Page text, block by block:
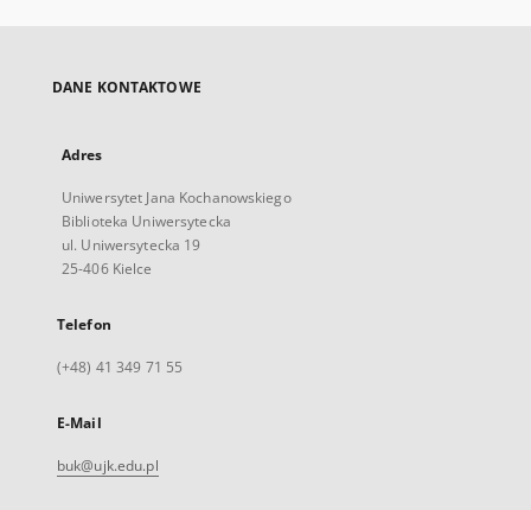
DANE KONTAKTOWE
Adres
Uniwersytet Jana Kochanowskiego
Biblioteka Uniwersytecka
ul. Uniwersytecka 19
25-406 Kielce
Telefon
(+48) 41 349 71 55
E-Mail
buk@ujk.edu.pl